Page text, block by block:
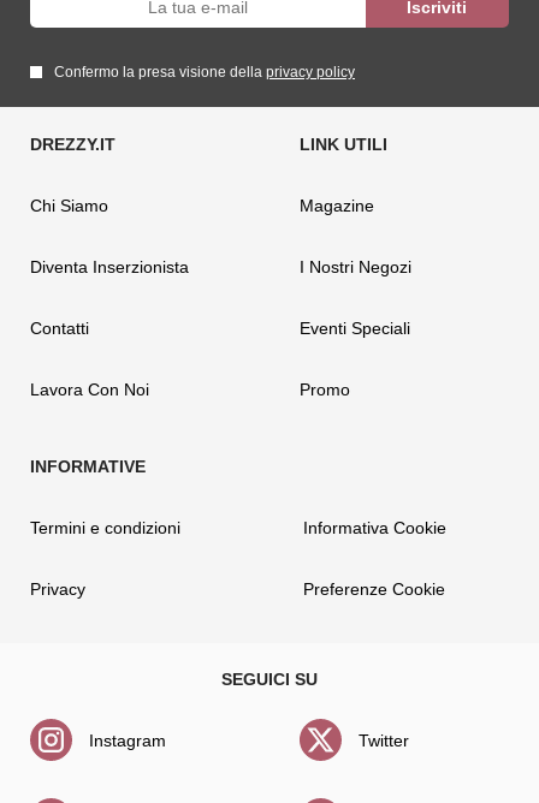
Confermo la presa visione della privacy policy
Chi Siamo
Diventa Inserzionista
Contatti
Lavora Con Noi
Magazine
I Nostri Negozi
Eventi Speciali
Promo
Termini e condizioni
Privacy
Informativa Cookie
Preferenze Cookie
Instagram Twitter